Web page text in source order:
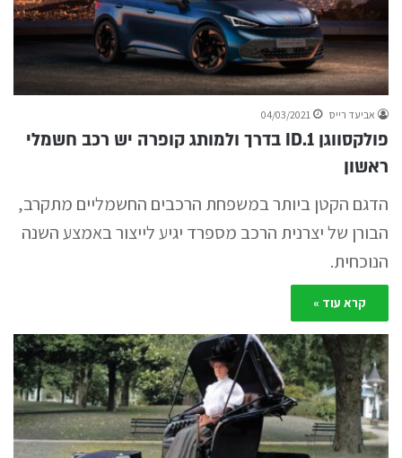
אביעד רייס 04/03/2021
פולקסווגן ID.1 בדרך ולמותג קופרה יש רכב חשמלי
ראשון
הדגם הקטן ביותר במשפחת הרכבים החשמליים מתקרב,
הבורן של יצרנית הרכב מספרד יגיע לייצור באמצע השנה
הנוכחית.
קרא עוד »